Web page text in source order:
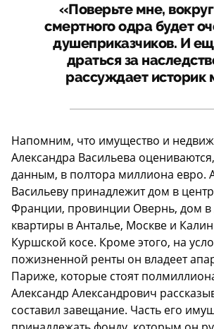
«Поверьте мне,
смертного одра будет
душеприказчиков. И
драться за
рассуждает историк
Напомним, что имущество и
Александра Васильева
данным, в полтора миллиона евро.
Васильеву принадлежит дом в
Франции, провинции Овернь, дом в
квартиры в Анталье, Москве и
Куршской косе. Кроме этого, на
пожизненной ренты он владеет
Париже, которые стоят
Александр Александрович
составил завещание. Часть его